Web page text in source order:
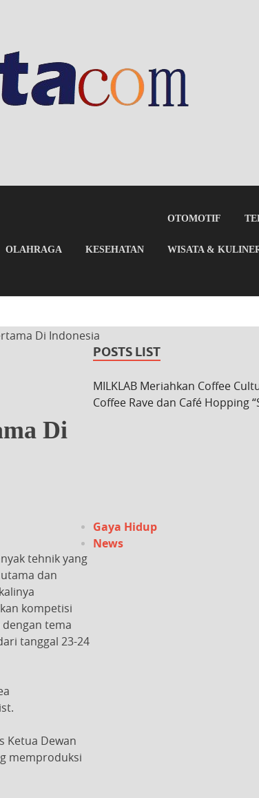
OLAHRAGA KESEHATAN
OTOMOTIF
WISATA &
Di Indonesia
Di
tehnik yang
dan
kompetisi
tema
tanggal 23-24
Ketua Dewan
memproduksi
POSTS LIST
MILKLAB Meriahkan Coffee
Coffee Rave dan Café Hopping
Gaya Hidup
News